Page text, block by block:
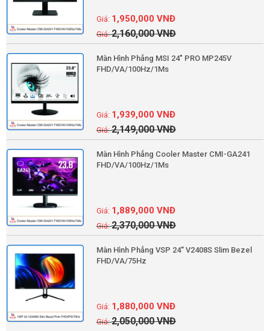
2,160,000VNĐ
1,950,000VNĐ
Màn Hình Phẳng MSI 24" PRO MP245V
FHD/VA/100Hz/1Ms
2,149,000VNĐ
1,939,000VNĐ
Màn Hình Phẳng Cooler Master CMI-GA241
FHD/VA/100Hz/1Ms
2,370,000VNĐ
1,889,000VNĐ
Màn Hình Phẳng VSP 24'' V2408S Slim Bezel
FHD/VA/75Hz
2,050,000VNĐ
1,880,000VNĐ